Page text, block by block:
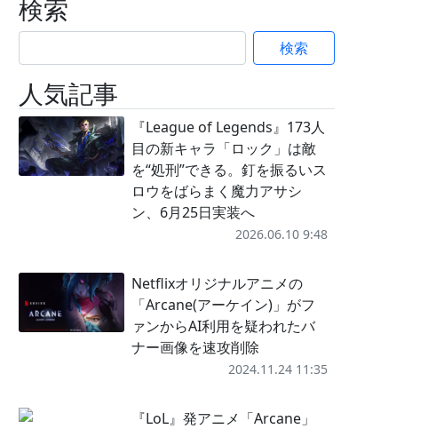
検索
検索
人気記事
『League of Legends』173人
目の新キャラ「ロック」は敵
を“処刑”できる。釘を振るいス
ロウをばらまく魔力アサシ
ン、6月25日実装へ
2026.06.10 9:48
Netflixオリジナルアニメの
「Arcane(アーケイン)」がフ
ァンからAI利用を疑われたバ
ナー画像を速攻削除
2024.11.24 11:35
『LoL』発アニメ「Arcane」